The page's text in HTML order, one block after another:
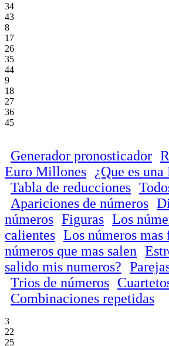
34
43
8
17
26
35
44
9
18
27
36
45
Generador pronosticador
Euro Millones
¿Que es
Tabla de reducciones
Apariciones de números
números Figuras Los
calientes Los números mas
números que mas salen
salido mis numeros?
Trios de números
Combinaciones repetidas
3
22
25